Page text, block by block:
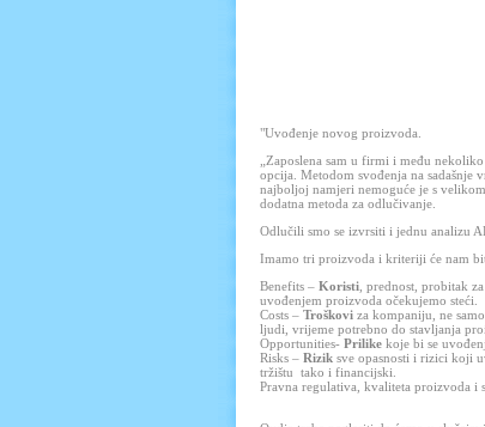
"Uvođenje novog proizvoda.
„Zaposlena sam u firmi i među
opcija. Metodom svođenja na sadašnje
najboljoj namjeri nemoguće je s
dodatna metoda za odlučivanje.
Odlučili smo se izvrsiti i jednu analizu
Imamo tri proizvoda i kriteriji će nam
Benefits – Koristi , prednost, probitak
uvođenjem proizvoda očekujemo steći.
Costs – Troškovi za kompaniju, ne
ljudi, vrijeme potrebno do stavljanja
Opportunities- Prilike koje bi se
Risks – Rizik sve opasnosti i rizici koji
tržištu tako i financijski.
Pravna regulativa, kvaliteta proizvoda i